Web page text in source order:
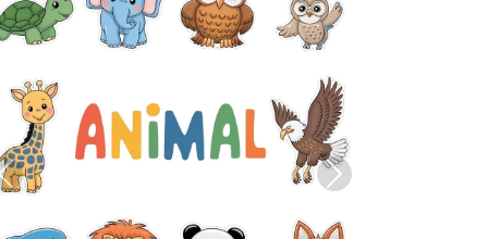
Previous Next